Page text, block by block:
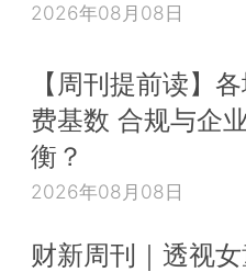
2026年08月08日
【周刊提前读】
费基数 合规与企
衡？
2026年08月08日
财新周刊｜透视